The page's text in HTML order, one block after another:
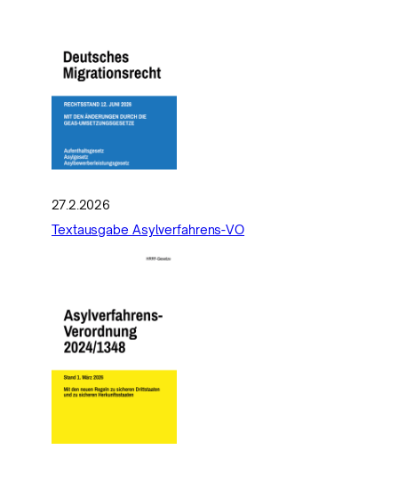
27.2.2026
Textausgabe Asylverfahrens-VO